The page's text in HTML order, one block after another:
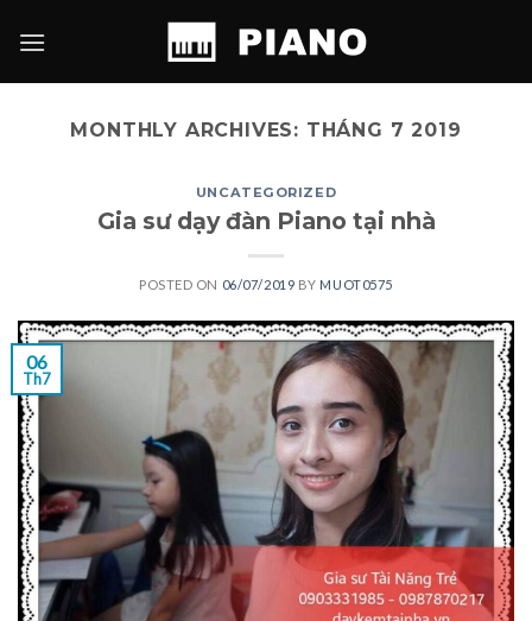
MONTHLY ARCHIVES: THÁNG 7 2019
UNCATEGORIZED
Gia sư dạy đàn Piano tại nhà
POSTED ON 06/07/2019 BY MUOT0575
06
Th7